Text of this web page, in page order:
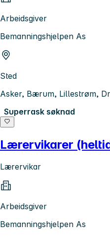
Arbeidsgiver
Bemanningshjelpen As
Sted
Asker, Bærum, Lillestrøm,
Superrask søknad
Lærervikarer
Lærervikar
Arbeidsgiver
Bemanningshjelpen As